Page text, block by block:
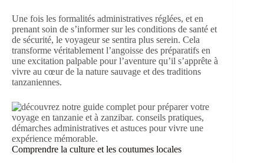
Une fois les formalités administratives réglées, et en
prenant soin de s’informer sur les conditions de santé et
de sécurité, le voyageur se sentira plus serein. Cela
transforme véritablement l’angoisse des préparatifs en
une excitation palpable pour l’aventure qu’il s’apprête à
vivre au cœur de la nature sauvage et des traditions
tanzaniennes.
Comprendre la culture et les coutumes locales